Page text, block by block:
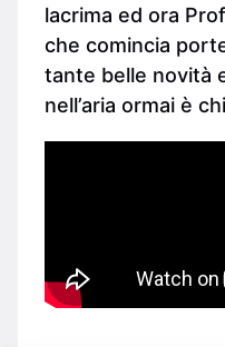
lacrima ed ora
che comincia
tante belle novità
nell’aria ormai è